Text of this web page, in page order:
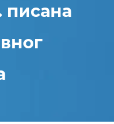
писана